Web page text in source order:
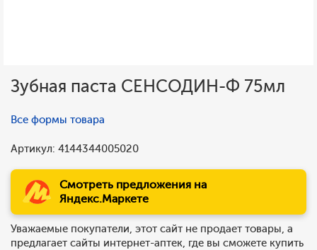
Зубная паста СЕНСОДИН-Ф 75мл
Все формы товара
Артикул: 4144344005020
Смотреть предложения на
Яндекс.Маркете
Уважаемые покупатели, этот сайт не продает товары, а
предлагает сайты интернет-аптек, где вы сможете купить